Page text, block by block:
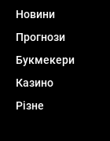
Новини
Прогнози
Букмекери
Казино
Різне